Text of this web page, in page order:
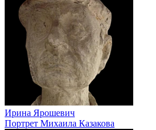
Ирина Ярошевич
Портрет Михаила Казакова